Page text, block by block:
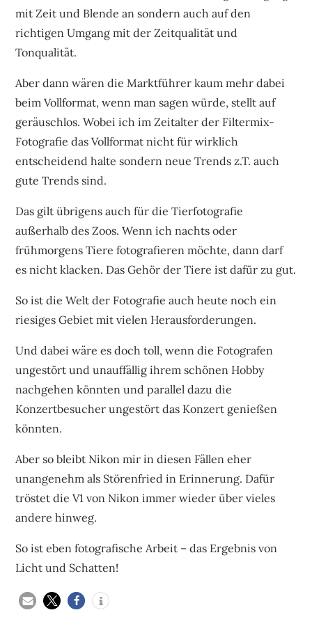
mit Zeit und Blende an sondern auch auf den
richtigen Umgang mit der Zeitqualität und
Tonqualität.
Aber dann wären die Marktführer kaum mehr dabei
beim Vollformat, wenn man sagen würde, stellt auf
geräuschlos. Wobei ich im Zeitalter der Filtermix-
Fotografie das Vollformat nicht für wirklich
entscheidend halte sondern neue Trends z.T. auch
gute Trends sind.
Das gilt übrigens auch für die Tierfotografie
außerhalb des Zoos. Wenn ich nachts oder
frühmorgens Tiere fotografieren möchte, dann darf
es nicht klacken. Das Gehör der Tiere ist dafür zu gut.
So ist die Welt der Fotografie auch heute noch ein
riesiges Gebiet mit vielen Herausforderungen.
Und dabei wäre es doch toll, wenn die Fotografen
ungestört und unauffällig ihrem schönen Hobby
nachgehen könnten und parallel dazu die
Konzertbesucher ungestört das Konzert genießen
könnten.
Aber so bleibt Nikon mir in diesen Fällen eher
unangenehm als Störenfried in Erinnerung. Dafür
tröstet die V1 von Nikon immer wieder über vieles
andere hinweg.
So ist eben fotografische Arbeit – das Ergebnis von
Licht und Schatten!